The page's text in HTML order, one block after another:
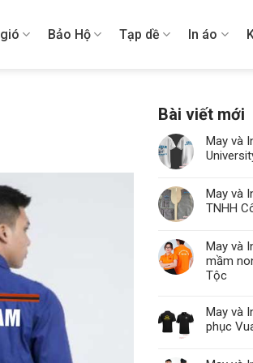
Bảo Hộ Tạp dề In áo
Bài viết mới
May và
May và
TNHH
May và
mầm
Tộc
May và
phục